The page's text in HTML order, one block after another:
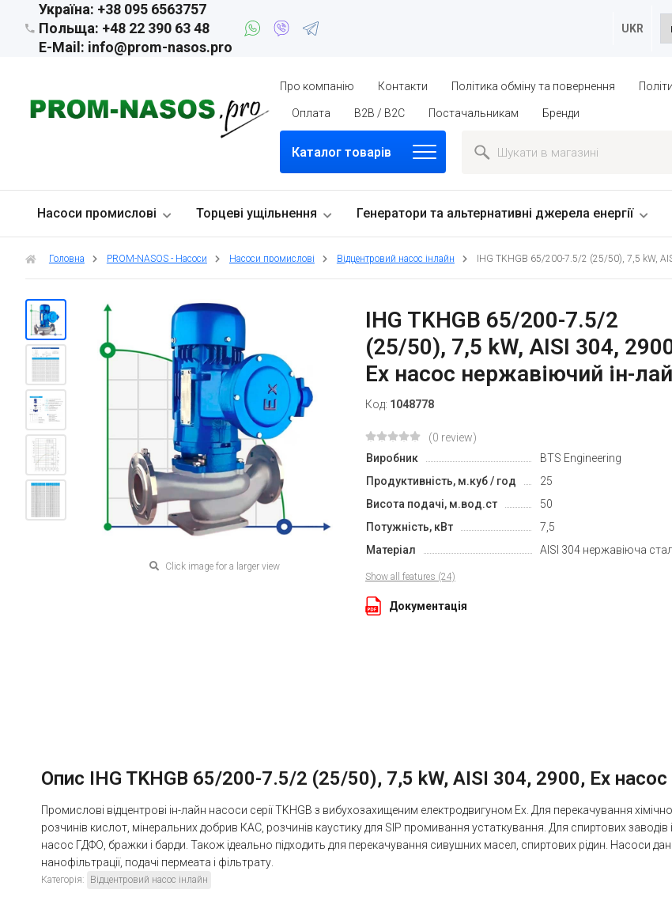
Україна: +38 095 6563757
Польща: +48 22 390 63 48
E-Mail: info@prom-nasos.pro
UKR
Про компанію Контакти Політика обміну та повернення
Оплата B2B / B2C Постачальникам Бренди
Каталог товарів
Насоси промислові Торцеві ущільнення Генератори та альтернативні джерела енергії
Головна PROM-NASOS - Насоси Насоси промислові Відцентровий насос інлайн IHG TKHGB 65/200-7.5/2 (25/50), 7,5 kW,
Click image for a larger view
IHG TKHGB 65/200-7.5/2
(25/50), 7,5 kW, AISI 304,
Ex насос нержавіючий ін-
Код: 1048778
(0 review)
Виробник
BTS Engineering
Продуктивність, м.куб / год
25
Висота подачі, м.вод.ст
50
Потужність, кВт
7,5
Матеріал
AISI 304 нержавіюча
Show all features (24)
Документація
Опис IHG TKHGB 65/200-7.5/2 (25/50), 7,5 kW, AISI 304, 2900, Ex
Промислові відцентрові ін-лайн насоси серії TKHGB з вибухозахищеним електродвигуном Ex. Для перекачування
розчинів кислот, мінеральних добрив КАС, розчинів каустику для SIP промивання устаткування. Для спиртових
насос ГДФО, бражки і барди. Також ідеально підходить для перекачування сивушних масел, спиртових рідин. Насоси
нанофільтрації, подачі пермеата і фільтрату.
Категорія: Відцентровий насос інлайн